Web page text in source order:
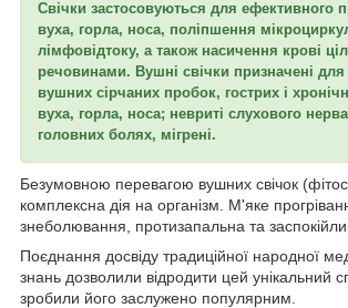
Свічки застосовуються для ефективного
вуха, горла, носа, поліпшення
лімфовідтоку, а також насичення крові
речовинами. Вушні свічки призначені
вушних сірчаних пробок, гострих і
вуха, горла, носа; невриті слухового
головних болях, мігрені.
Безумовною перевагою вушних свічок
комплексна дія на організм. М'яке
знеболювання, протизапальна та
Поєднання досвіду традиційної народної
знань дозволили відродити цей унікальний
зробили його заслужено популярним.